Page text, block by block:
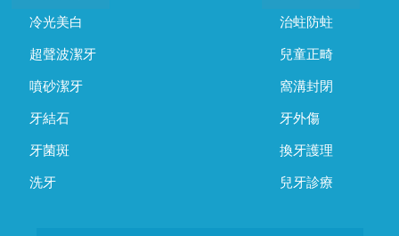
冷光美白
超聲波潔牙
噴砂潔牙
牙結石
牙菌斑
洗牙
治蛀防蛀
兒童正畸
窩溝封閉
牙外傷
換牙護理
兒牙診療